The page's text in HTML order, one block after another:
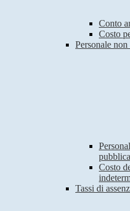
Conto
Costo
Personale
Costo
Tassi di